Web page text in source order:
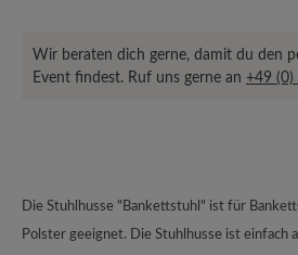
Wir beraten dich gerne, damit du den
Event findest. Ruf uns gerne an +49
Die Stuhlhusse "Bankettstuhl" ist für
Polster geeignet. Die Stuhlhusse ist einfach